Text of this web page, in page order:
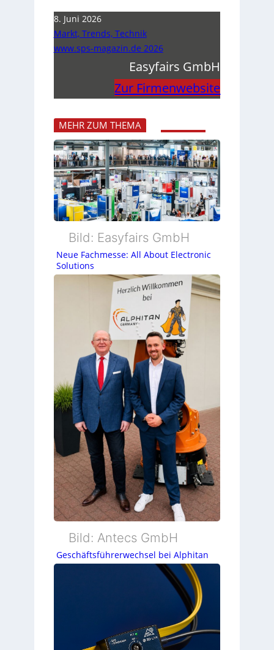
8. Juni 2026
Markt, Trends, Technik
www.sps-magazin.de 2026
Easyfairs GmbH
Zur Firmenwebsite
MEHR ZUM THEMA
Bild: Easyfairs GmbH
Neue Fachmesse: All About Electronic
Solutions
Bild: Antecs GmbH
Geschäftsführerwechsel bei Alphitan